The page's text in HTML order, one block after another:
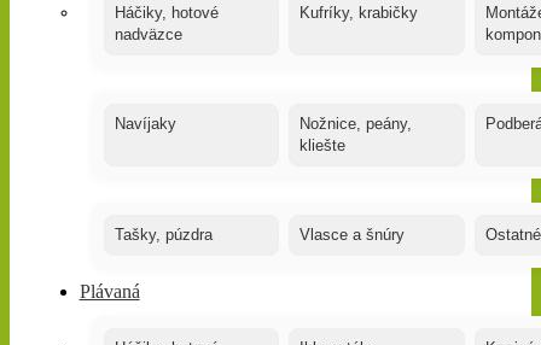
Háčiky, hotové
nadväzce
Kufríky, krabičky
Navíjaky
Nožnice, peány,
kliešte
Tašky, púzdra Vlasce a šnúry
Plávaná